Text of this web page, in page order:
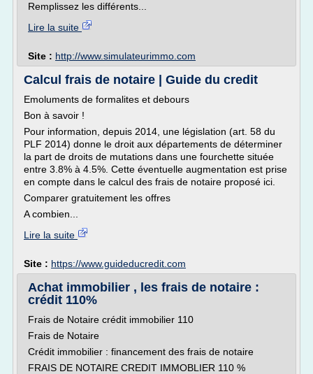
Remplissez les différents...
Lire la suite
Site : http://www.simulateurimmo.com
Calcul frais de notaire | Guide du credit
Emoluments de formalites et debours
Bon à savoir !
Pour information, depuis 2014, une législation (art. 58 du
PLF 2014) donne le droit aux départements de déterminer
la part de droits de mutations dans une fourchette située
entre 3.8% à 4.5%. Cette éventuelle augmentation est prise
en compte dans le calcul des frais de notaire proposé ici.
Comparer gratuitement les offres
A combien...
Lire la suite
Site : https://www.guideducredit.com
Achat immobilier , les frais de notaire :
crédit 110%
Frais de Notaire crédit immobilier 110
Frais de Notaire
Crédit immobilier : financement des frais de notaire
FRAIS DE NOTAIRE CREDIT IMMOBLIER 110 %